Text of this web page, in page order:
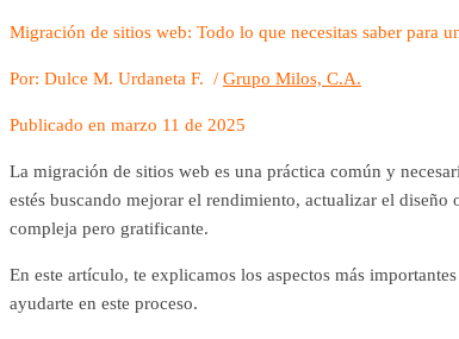
Migración de sitios web: Todo lo que necesitas saber para
Por: Dulce M. Urdaneta F. / Grupo Milos, C.A.
Publicado en marzo 11 de 2025
La migración de sitios web es una práctica común y
estés buscando mejorar el rendimiento, actualizar el
compleja pero gratificante.
En este artículo, te explicamos los aspectos más
ayudarte en este proceso.